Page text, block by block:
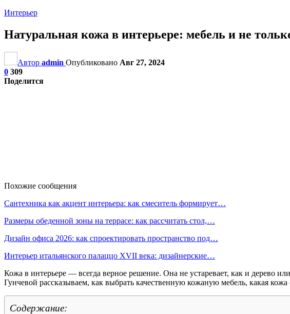
Интерьер
Натуральная кожа в интерьере: мебель и не
Автор admin Опубликовано Авг 27, 2024
0 309
Поделится
Похожие сообщения
Сантехника как акцент интерьера: как смеситель формирует…
Размеры обеденной зоны на террасе: как рассчитать стол,…
Дизайн офиса 2026: как спроектировать пространство под…
Интерьер итальянского палаццо XVII века: дизайнерские…
Кожа в интерьере — всегда верное решение. Она не устаревает, как и дерево
Гунчевой рассказываем, как выбрать качественную кожаную мебель, какая
Содержание: